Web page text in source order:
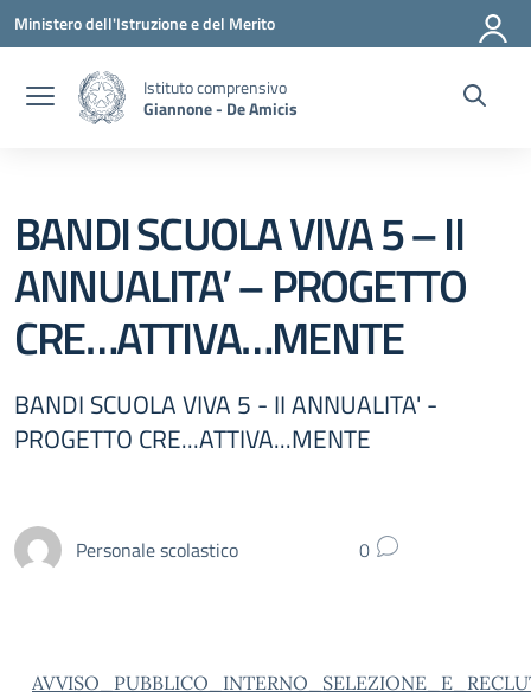
Vai ai contenuti
Vai al menu di navigazione
Vai al footer
Ministero dell'Istruzione e del Merito
Istituto comprensivo
Giannone - De Amicis
BANDI SCUOLA VIVA 5 – II
ANNUALITA’ – PROGETTO
CRE…ATTIVA…MENTE
BANDI SCUOLA VIVA 5 - II ANNUALITA' -
PROGETTO CRE...ATTIVA...MENTE
Personale scolastico 0